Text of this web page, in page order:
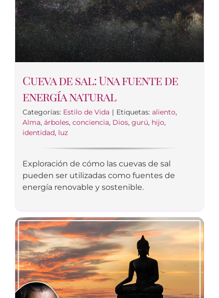
Cueva de sal: Una fuente de
energía natural
Categorías: Estilo de Vida | Etiquetas: aliento,
Alma, árboles, conciencia, Dios, gurú, hijo,
identidad, luz
Exploración de cómo las cuevas de sal
pueden ser utilizadas como fuentes de
energía renovable y sostenible.